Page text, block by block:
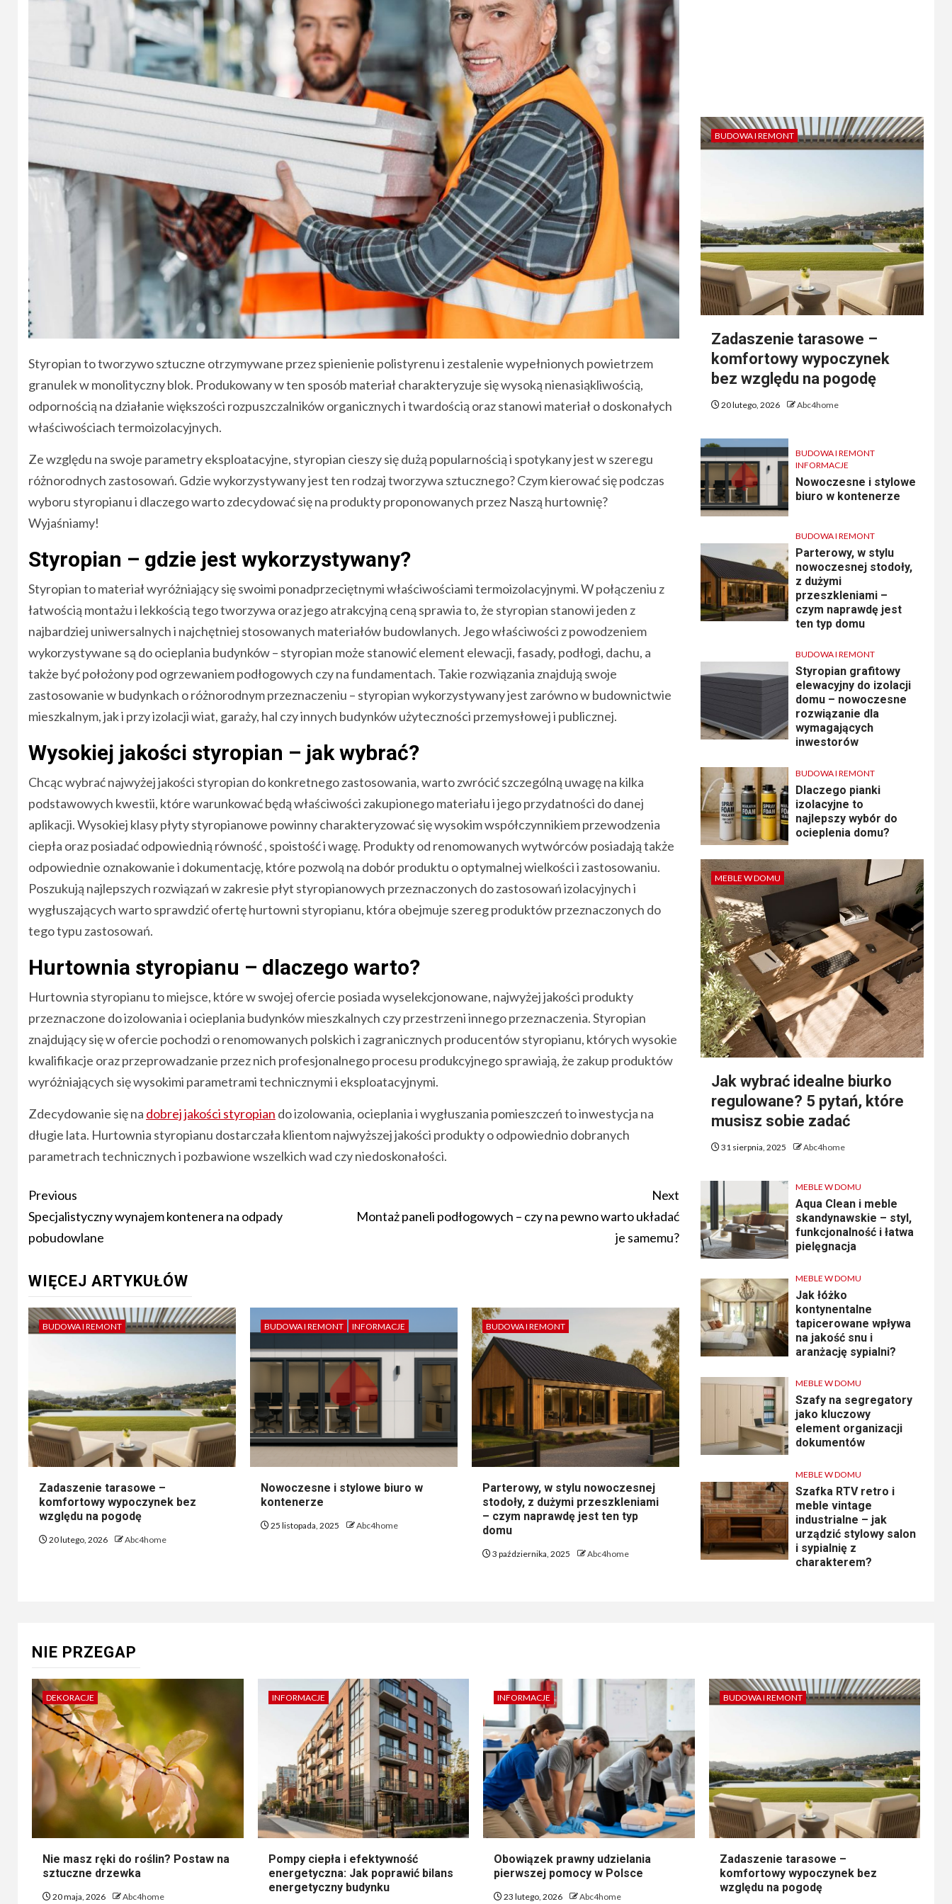
Styropian to tworzywo sztuczne otrzymywane przez spienienie polistyrenu i zestalenie wypełnionych powietrzem
granulek w monolityczny blok. Produkowany w ten sposób materiał charakteryzuje się wysoką nienasiąkliwością,
odpornością na działanie większości rozpuszczalników organicznych i twardością oraz stanowi materiał o doskonałych
właściwościach termoizolacyjnych.
Ze względu na swoje parametry eksploatacyjne, styropian cieszy się dużą popularnością i spotykany jest w szeregu
różnorodnych zastosowań. Gdzie wykorzystywany jest ten rodzaj tworzywa sztucznego? Czym kierować się podczas
wyboru styropianu i dlaczego warto zdecydować się na produkty proponowanych przez Naszą hurtownię?
Wyjaśniamy!
Styropian – gdzie jest wykorzystywany?
Styropian to materiał wyróżniający się swoimi ponadprzeciętnymi właściwościami termoizolacyjnymi. W połączeniu z
łatwością montażu i lekkością tego tworzywa oraz jego atrakcyjną ceną sprawia to, że styropian stanowi jeden z
najbardziej uniwersalnych i najchętniej stosowanych materiałów budowlanych. Jego właściwości z powodzeniem
wykorzystywane są do ocieplania budynków – styropian może stanowić element elewacji, fasady, podłogi, dachu, a
także być położony pod ogrzewaniem podłogowych czy na fundamentach. Takie rozwiązania znajdują swoje
zastosowanie w budynkach o różnorodnym przeznaczeniu – styropian wykorzystywany jest zarówno w budownictwie
mieszkalnym, jak i przy izolacji wiat, garaży, hal czy innych budynków użyteczności przemysłowej i publicznej.
Wysokiej jakości styropian – jak wybrać?
Chcąc wybrać najwyżej jakości styropian do konkretnego zastosowania, warto zwrócić szczególną uwagę na kilka
podstawowych kwestii, które warunkować będą właściwości zakupionego materiału i jego przydatności do danej
aplikacji. Wysokiej klasy płyty styropianowe powinny charakteryzować się wysokim współczynnikiem przewodzenia
ciepła oraz posiadać odpowiednią równość , spoistość i wagę. Produkty od renomowanych wytwórców posiadają także
odpowiednie oznakowanie i dokumentację, które pozwolą na dobór produktu o optymalnej wielkości i zastosowaniu.
Poszukują najlepszych rozwiązań w zakresie płyt styropianowych przeznaczonych do zastosowań izolacyjnych i
wygłuszających warto sprawdzić ofertę hurtowni styropianu, która obejmuje szereg produktów przeznaczonych do
tego typu zastosowań.
Hurtownia styropianu – dlaczego warto?
Hurtownia styropianu to miejsce, które w swojej ofercie posiada wyselekcjonowane, najwyżej jakości produkty
przeznaczone do izolowania i ocieplania budynków mieszkalnych czy przestrzeni innego przeznaczenia. Styropian
znajdujący się w ofercie pochodzi o renomowanych polskich i zagranicznych producentów styropianu, których wysokie
kwalifikacje oraz przeprowadzanie przez nich profesjonalnego procesu produkcyjnego sprawiają, że zakup produktów
wyróżniających się wysokimi parametrami technicznymi i eksploatacyjnymi.
Zdecydowanie się na dobrej jakości styropian do izolowania, ocieplania i wygłuszania pomieszczeń to inwestycja na
długie lata. Hurtownia styropianu dostarczała klientom najwyższej jakości produkty o odpowiednio dobranych
parametrach technicznych i pozbawione wszelkich wad czy niedoskonałości.
Post
navigation
Previous
Specjalistyczny wynajem kontenera na odpady
pobudowlane
Next
Montaż paneli podłogowych – czy na pewno warto układać
je samemu?
WIĘCEJ ARTYKUŁÓW
BUDOWA I REMONT
Zadaszenie tarasowe –
komfortowy wypoczynek bez
względu na pogodę
20 lutego, 2026 Abc4home
BUDOWA I REMONT INFORMACJE
Nowoczesne i stylowe biuro w
kontenerze
25 listopada, 2025 Abc4home
BUDOWA I REMONT
Parterowy, w stylu nowoczesnej
stodoły, z dużymi przeszkleniami
– czym naprawdę jest ten typ
domu
3 października, 2025 Abc4home
BUDOWA I REMONT
Zadaszenie tarasowe –
komfortowy wypoczynek
bez względu na pogodę
20 lutego, 2026 Abc4home
BUDOWA I REMONT
INFORMACJE
Nowoczesne i stylowe
biuro w kontenerze
BUDOWA I REMONT
Parterowy, w stylu
nowoczesnej stodoły,
z dużymi
przeszkleniami –
czym naprawdę jest
ten typ domu
BUDOWA I REMONT
Styropian grafitowy
elewacyjny do izolacji
domu – nowoczesne
rozwiązanie dla
wymagających
inwestorów
BUDOWA I REMONT
Dlaczego pianki
izolacyjne to
najlepszy wybór do
ocieplenia domu?
MEBLE W DOMU
Jak wybrać idealne biurko
regulowane? 5 pytań, które
musisz sobie zadać
31 sierpnia, 2025 Abc4home
MEBLE W DOMU
Aqua Clean i meble
skandynawskie – styl,
funkcjonalność i łatwa
pielęgnacja
MEBLE W DOMU
Jak łóżko
kontynentalne
tapicerowane wpływa
na jakość snu i
aranżację sypialni?
MEBLE W DOMU
Szafy na segregatory
jako kluczowy
element organizacji
dokumentów
MEBLE W DOMU
Szafka RTV retro i
meble vintage
industrialne – jak
urządzić stylowy salon
i sypialnię z
charakterem?
NIE PRZEGAP
DEKORACJE
Nie masz ręki do roślin? Postaw na
sztuczne drzewka
20 maja, 2026 Abc4home
INFORMACJE
Pompy ciepła i efektywność
energetyczna: Jak poprawić bilans
energetyczny budynku
INFORMACJE
Obowiązek prawny udzielania
pierwszej pomocy w Polsce
23 lutego, 2026 Abc4home
BUDOWA I REMONT
Zadaszenie tarasowe –
komfortowy wypoczynek bez
względu na pogodę